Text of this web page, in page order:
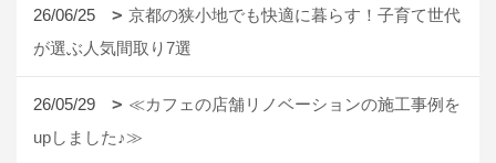
26/06/25
京都の狭小地でも快適に暮らす！子育て世代
が選ぶ人気間取り7選
26/05/29
≪カフェの店舗リノベーションの施工事例を
upしました♪≫